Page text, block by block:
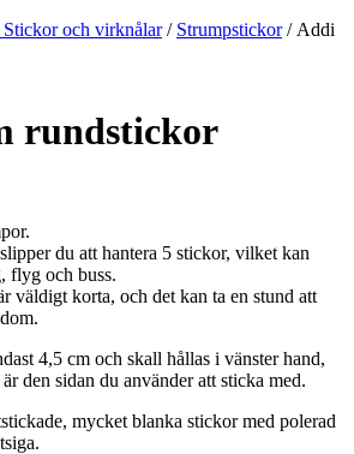
och virknålar/ Strumpstickor/ Addi
rundstickor
du att hantera 5 stickor, vilket kan
flyg och buss.
väldigt korta, och det kan ta en stund att
4,5 cm och skall hållas i vänster hand,
den sidan du använder att sticka med.
mycket blanka stickor med polerad